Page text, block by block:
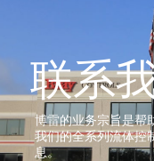
联系
博雷的业务宗旨是帮
我们的全系列流体控
息。